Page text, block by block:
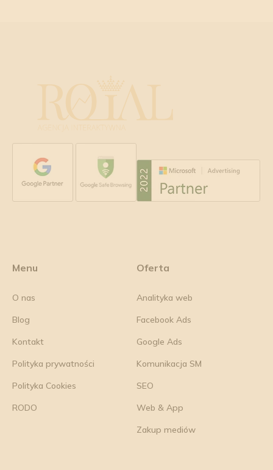
Menu
O nas
Blog
Kontakt
Polityka prywatności
Polityka Cookies
RODO
Oferta
Analityka web
Facebook Ads
Google Ads
Komunikacja SM
SEO
Web & App
Zakup mediów